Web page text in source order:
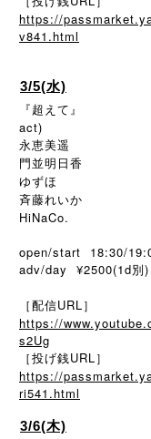
https://
v841.html
3/5(水)
『超えて』
act)
永恵美遥
門並明日香
ゆずほ
斉藤れいか
HiNaCo.
open/start 18:30/
adv/day ¥2500(1d別)
［配信URL］
https://
s2Ug
［投げ銭URL］
https://
ri541.html
3/6(木)